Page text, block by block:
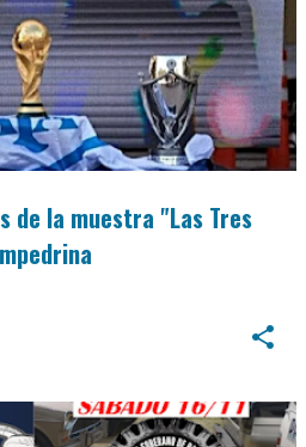
de la muestra "Las Tres